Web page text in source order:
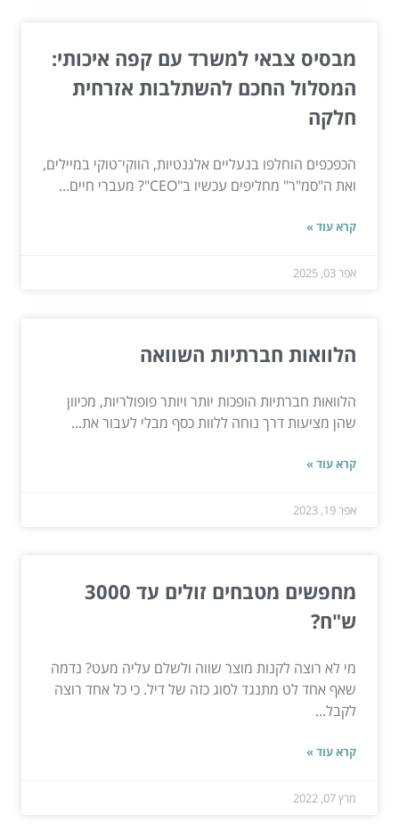
מבסיס צבאי למשרד עם קפה איכותי:
המסלול החכם להשתלבות אזרחית
חלקה
הכפכפים הוחלפו בנעליים אלגנטיות, הווקי־טוקי במיילים,
ואת ה"סמ"ר" מחליפים עכשיו ב"CEO"? מעברי חיים...
קרא עוד »
אפר 03, 2025
הלוואות חברתיות השוואה
הלוואות חברתיות הופכות יותר ויותר פופולריות, מכיוון
שהן מציעות דרך נוחה ללוות כסף מבלי לעבור את...
קרא עוד »
אפר 19, 2023
מחפשים מטבחים זולים עד 3000
ש"ח?
מי לא רוצה לקנות מוצר שווה ולשלם עליה מעט? נדמה
שאף אחד לט מתנגד לסוג כזה של דיל. כי כל אחד רוצה
לקבל...
קרא עוד »
מרץ 07, 2022